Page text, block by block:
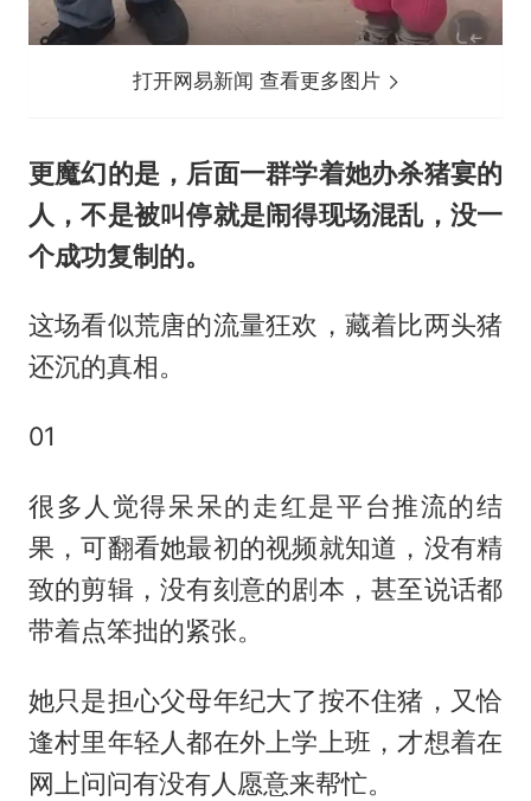
打开网易新闻 查看更多图片
更魔幻的是，后面一群学着她办杀猪宴的
人，不是被叫停就是闹得现场混乱，没一
个成功复制的。
这场看似荒唐的流量狂欢，藏着比两头猪
还沉的真相。
01
很多人觉得呆呆的走红是平台推流的结
果，可翻看她最初的视频就知道，没有精
致的剪辑，没有刻意的剧本，甚至说话都
带着点笨拙的紧张。
她只是担心父母年纪大了按不住猪，又恰
逢村里年轻人都在外上学上班，才想着在
网上问问有没有人愿意来帮忙。